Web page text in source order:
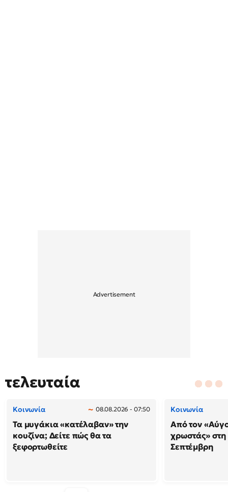
τελευταία
Κοινωνία 08.08.2026 - 07:50
Τα μυγάκια «κατέλαβαν» την
κουζίνα; Δείτε πώς θα τα
ξεφορτωθείτε
Κοινωνία
Από τον
χρωστάς»
Σεπτέμβρη